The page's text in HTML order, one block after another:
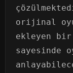
orijinal
ekleyen bir
sayesinde